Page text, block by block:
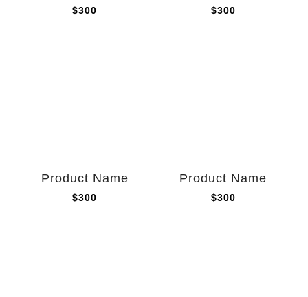
$300 $300
Product Name
$300
Product Name
$300